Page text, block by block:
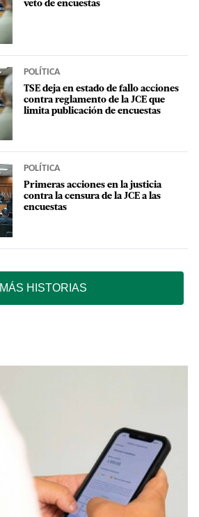
veto de encuestas
POLÍTICA
TSE deja en estado de fallo acciones
contra reglamento de la JCE que
limita publicación de encuestas
POLÍTICA
Primeras acciones en la justicia
contra la censura de la JCE a las
encuestas
MÁS HISTORIAS